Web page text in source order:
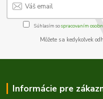
Súhlasím sospracovaním
Môžete sa kedykoľvek
Informácie pre